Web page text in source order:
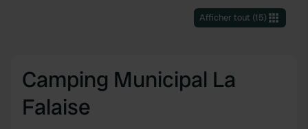
Afficher tout(15)
Camping Municipal La
Falaise